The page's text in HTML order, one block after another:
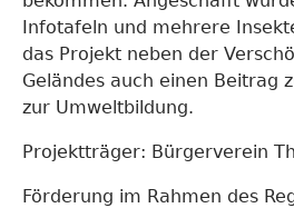
Infotafeln und mehrere
das Projekt neben der
Geländes auch einen Beitrag
zur Umweltbildung.
Projektträger: Bürgerverein
Förderung im Rahmen des